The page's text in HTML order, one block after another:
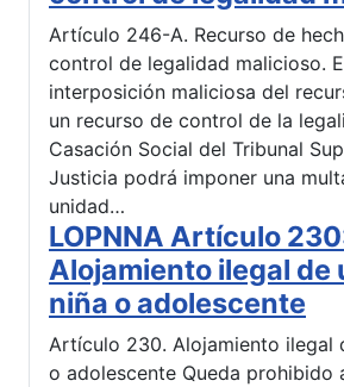
Artículo 246-A. Recurso de
control de legalidad malicioso.
interposición maliciosa del
un recurso de control de la
Casación Social del Tribunal
Justicia podrá imponer una
unidad…
LOPNNA Artículo
Alojamiento ilegal de
niña o adolescente
Artículo 230. Alojamiento ilegal
o adolescente Queda prohibido